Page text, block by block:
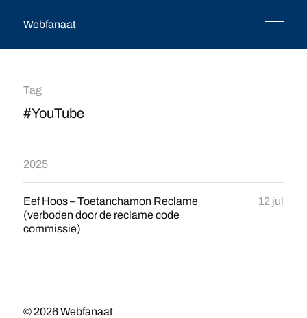
Webfanaat
Tag
#YouTube
2025
Eef Hoos – Toetanchamon Reclame
(verboden door de reclame code
commissie)
12 jul
© 2026Webfanaat